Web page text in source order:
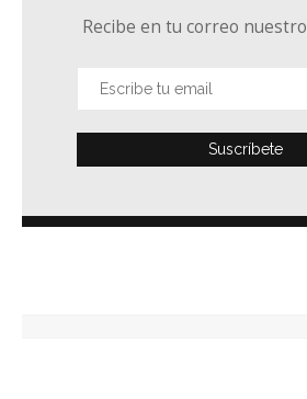
Recibe en tu correo